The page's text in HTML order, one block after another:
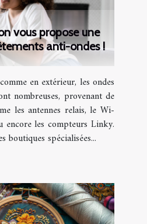
vous propose une
anti-ondes !
en extérieur, les ondes
nombreuses, provenant de
les antennes relais, le Wi-
les compteurs Linky.
boutiques spécialisées...